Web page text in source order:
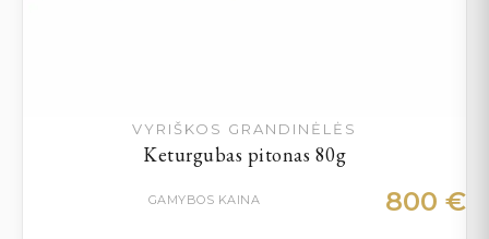
VYRIŠKOS GRANDINĖLĖS
Keturgubas pitonas 80g
GAMYBOS KAINA 800 €